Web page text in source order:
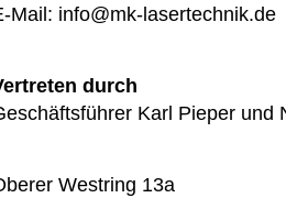
Mail: info@mk-lasertechnik.de
durch
Karl Pieper und
Westring 13a